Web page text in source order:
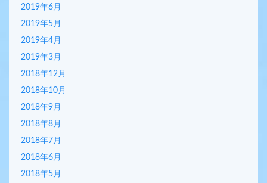
2019年6月
2019年5月
2019年4月
2019年3月
2018年12月
2018年10月
2018年9月
2018年8月
2018年7月
2018年6月
2018年5月